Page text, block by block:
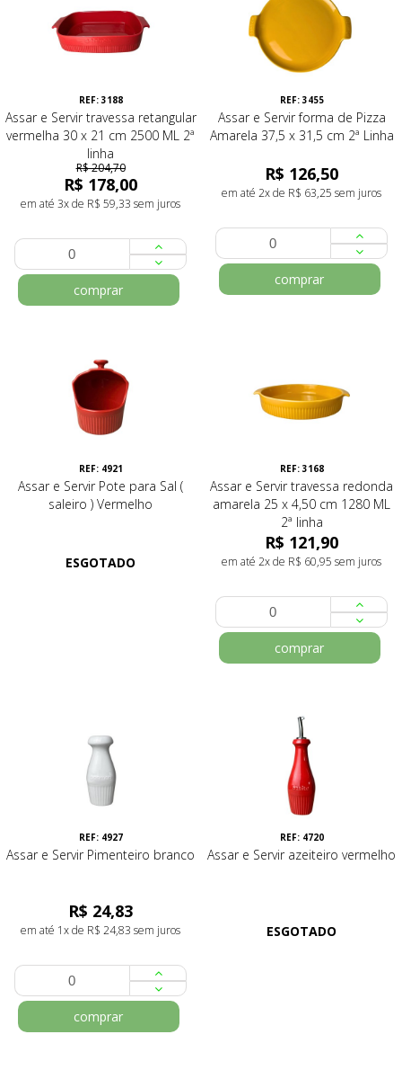
REF: 3188
Assar e Servir travessa retangular
vermelha 30 x 21 cm 2500 ML 2ª
linha
R$ 204,70
R$ 178,00
em até 3x de R$ 59,33 sem juros
comprar
REF: 3455
Assar e Servir forma de Pizza
Amarela 37,5 x 31,5 cm 2ª Linha
R$ 126,50
em até 2x de R$ 63,25 sem juros
comprar
REF: 4921
Assar e Servir Pote para Sal (
saleiro ) Vermelho
ESGOTADO
REF: 3168
Assar e Servir travessa redonda
amarela 25 x 4,50 cm 1280 ML
2ª linha
R$ 121,90
em até 2x de R$ 60,95 sem juros
comprar
REF: 4927
Assar e Servir Pimenteiro branco
R$ 24,83
em até 1x de R$ 24,83 sem juros
comprar
REF: 4720
Assar e Servir azeiteiro vermelho
ESGOTADO